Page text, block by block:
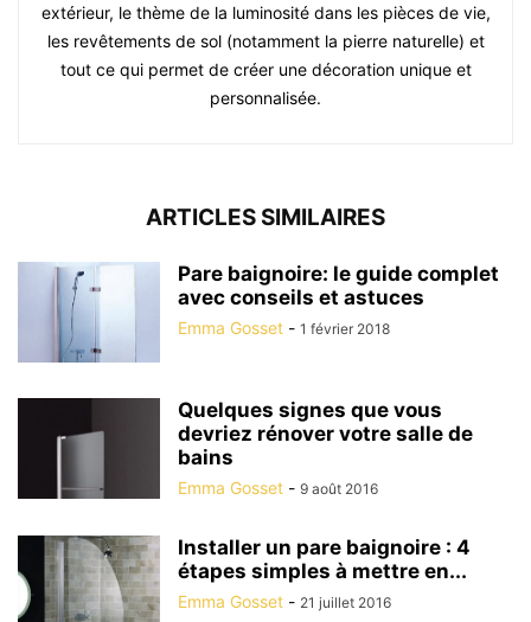
extérieur, le thème de la luminosité dans les pièces de vie,
les revêtements de sol (notamment la pierre naturelle) et
tout ce qui permet de créer une décoration unique et
personnalisée.
ARTICLES SIMILAIRES
Pare baignoire: le guide complet
avec conseils et astuces
Emma Gosset - 1 février 2018
Quelques signes que vous
devriez rénover votre salle de
bains
Emma Gosset - 9 août 2016
Installer un pare baignoire : 4
étapes simples à mettre en...
Emma Gosset - 21 juillet 2016